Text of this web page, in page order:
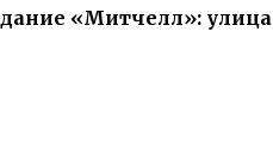
«Митчелл»: улица